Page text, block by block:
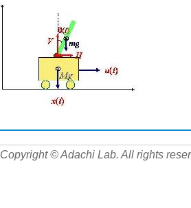
Copyright © Adachi Lab. All rights